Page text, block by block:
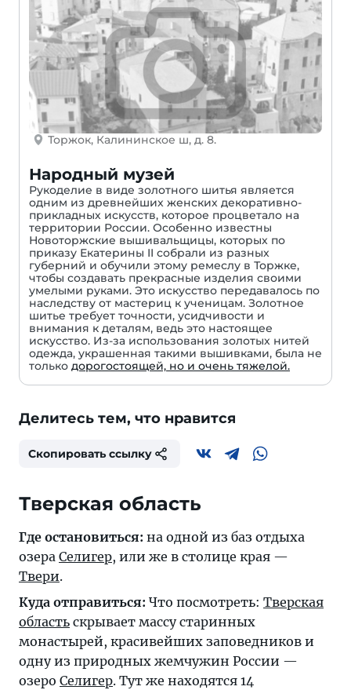
Торжок, Калининское ш, д. 8.
Народный музей
Рукоделие в виде золотного шитья является
одним из древнейших женских декоративно-
прикладных искусств, которое процветало на
территории России. Особенно известны
Новоторжские вышивальщицы, которых по
приказу Екатерины II собрали из разных
губерний и обучили этому ремеслу в Торжке,
чтобы создавать прекрасные изделия своими
умелыми руками. Это искусство передавалось по
наследству от мастериц к ученицам. Золотное
шитье требует точности, усидчивости и
внимания к деталям, ведь это настоящее
искусство. Из-за использования золотых нитей
одежда, украшенная такими вышивками, была не
только дорогостоящей, но и очень тяжелой.
Делитесь тем, что нравится
Скопировать ссылку
Тверская область
Где остановиться: на одной из баз отдыха
озера Селигер, или же в столице края —
Твери.
Куда отправиться: Что посмотреть: Тверская
область скрывает массу старинных
монастырей, красивейших заповедников и
одну из природных жемчужин России —
озеро Селигер. Тут же находятся 14